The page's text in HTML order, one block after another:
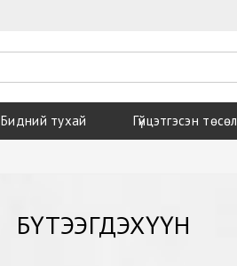
Бидний тухай Гүйцэтгэсэн төсөл
БҮТЭЭГДЭХҮҮН